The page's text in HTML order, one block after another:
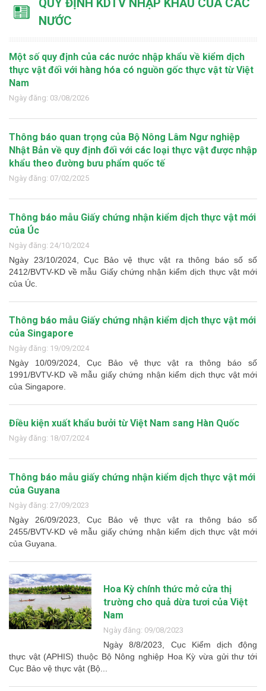
QUY ĐỊNH KDTV NHẬP KHẨU CỦA CÁC
NƯỚC
Một số quy định của các nước nhập khẩu về kiểm dịch
thực vật đối với hàng hóa có nguồn gốc thực vật từ Việt
Nam
Ngày đăng: 03/08/2026
Thông báo quan trọng của Bộ Nông Lâm Ngư nghiệp
Nhật Bản về quy định đối với các loại thực vật được nhập
khẩu theo đường bưu phẩm quốc tế
Ngày đăng: 07/02/2025
Thông báo mẫu Giấy chứng nhận kiểm dịch thực vật mới
của Úc
Ngày đăng: 24/10/2024
Ngày 23/10/2024, Cục Bảo vệ thực vật ra thông báo số số
2412/BVTV-KD về mẫu Giấy chứng nhận kiểm dịch thực vật mới
của Úc.
Thông báo mẫu Giấy chứng nhận kiểm dịch thực vật mới
của Singapore
Ngày đăng: 19/09/2024
Ngày 10/09/2024, Cục Bảo vệ thực vật ra thông báo số
1991/BVTV-KD về mẫu giấy chứng nhận kiểm dịch thực vật mới
của Singapore.
Điều kiện xuất khẩu bưởi từ Việt Nam sang Hàn Quốc
Ngày đăng: 18/07/2024
Thông báo mẫu giấy chứng nhận kiểm dịch thực vật mới
của Guyana
Ngày đăng: 27/09/2023
Ngày 26/09/2023, Cục Bảo vệ thực vật ra thông báo số
2455/BVTV-KD vê mẫu giấy chứng nhận kiểm dịch thực vật mới
của Guyana.
Hoa Kỳ chính thức mở cửa thị
trường cho quả dừa tươi của Việt
Nam
Ngày đăng: 09/08/2023
Ngày 8/8/2023, Cục Kiểm dịch động
thực vật (APHIS) thuộc Bộ Nông nghiệp Hoa Kỳ vừa gửi thư tới
Cục Bảo vệ thực vật (Bộ...